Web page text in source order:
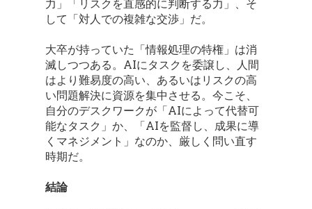
力」「リスクを直感的に判断する力」、そ
して「対人での複雑な交渉」だ。
大卒が持っていた「情報処理の特権」は消
滅しつつある。AIにタスクを委譲し、人間
はより難易度の高い、あるいはリスクの高
い問題解決に資源を集中させる。今こそ、
自分のデスクワークが「AIによって代替可
能なタスク」か、「AIを監督し、成果に導
くマネジメント」なのか、厳しく問い直す
時期だ。
結論